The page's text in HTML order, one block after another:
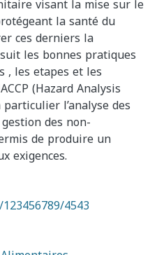
visant la mise sur le
la santé du
ces derniers la
les bonnes pratiques
, les etapes et les
(Hazard Analysis
l’analyse des
des non-
de produire un
exigences.
4543